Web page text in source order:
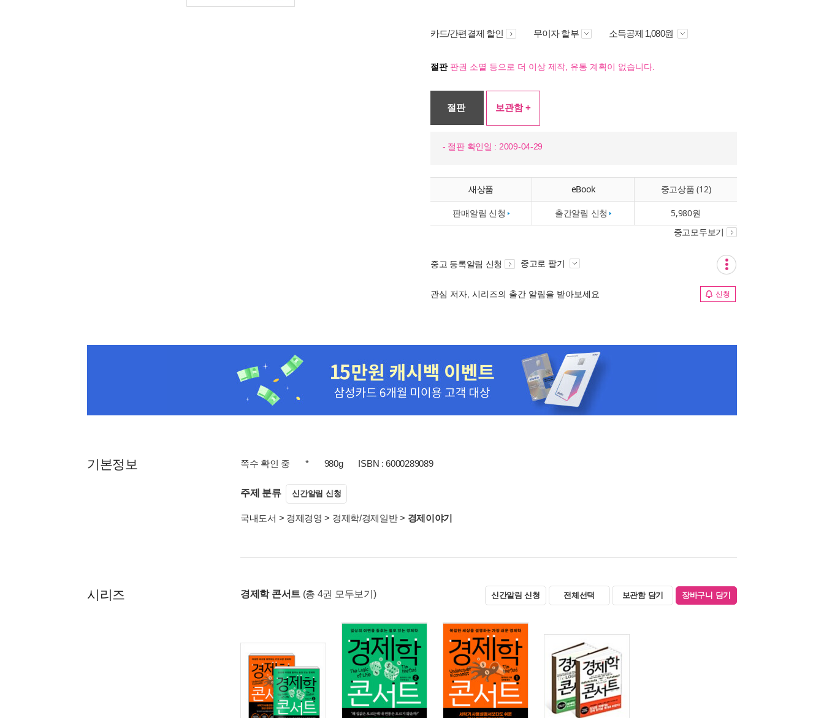
카드/간편결제 할인 무이자 할부 소득공제 1,080원
절판판권 소멸 등으로 더 이상 제작, 유통 계획이 없습니다.
절판 보관함 +
- 절판 확인일 : 2009-04-29
새상품 eBook 중고상품 (12)
판매알림 신청 출간알림 신청 5,980원
중고모두보기
중고 등록알림 신청 중고로 팔기
관심 저자, 시리즈의 출간 알림을 받아보세요 신청
기본정보 쪽수 확인 중 * 980g ISBN : 6000289089
주제 분류 신간알림 신청
국내도서 > 경제경영 > 경제학/경제일반> 경제이야기
시리즈 경제학 콘서트 (총 4권 모두보기) 신간알림 신청 전체선택 보관함 담기 장바구니 담기